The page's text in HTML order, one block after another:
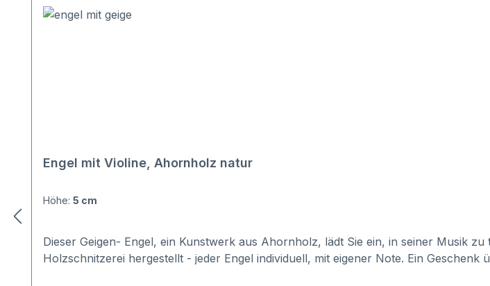
Engel mit Violine, Ahornholz natur
Höhe: 5 cm
Dieser Geigen- Engel, ein Kunstwerk aus Ahornholz, lädt Sie ein, in seiner Musik
Holzschnitzerei hergestellt - jeder Engel individuell, mit eigener Note. Ein Geschenk